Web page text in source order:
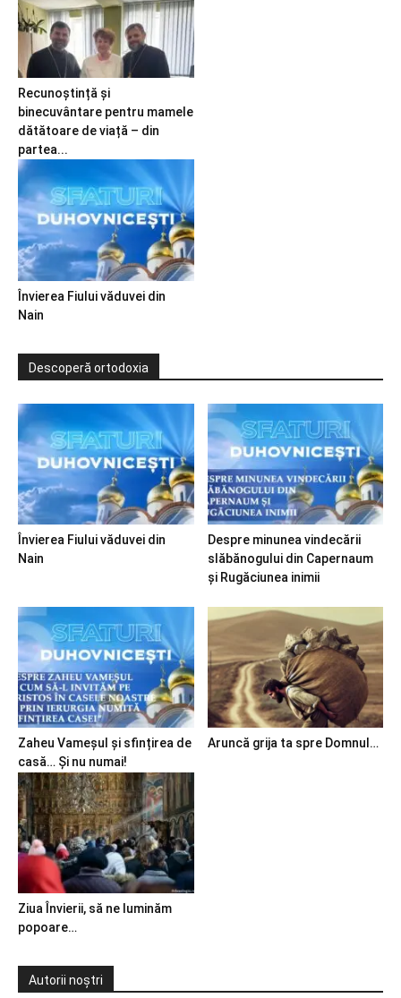
Recunoștință și
binecuvântare pentru mamele
dătătoare de viață – din
partea...
Învierea Fiului văduvei din
Nain
Descoperă ortodoxia
Învierea Fiului văduvei din
Nain
Despre minunea vindecării
slăbănogului din Capernaum
și Rugăciunea inimii
Zaheu Vameșul și sfințirea de
casă… Și nu numai!
Aruncă grija ta spre Domnul…
Ziua Învierii, să ne luminăm
popoare…
Autorii noștri